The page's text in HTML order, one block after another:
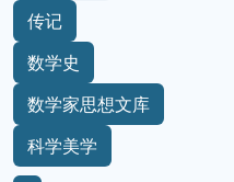
传记
数学史
数学家思想文库
科学美学